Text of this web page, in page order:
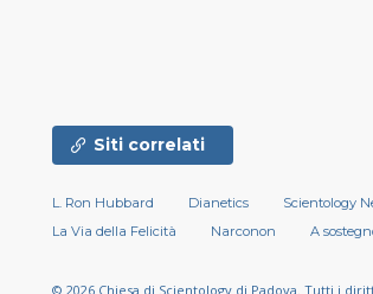
Siti correlati
L. Ron Hubbard Dianetics Scientology
La Via della Felicità
Narconon A
© 2026 Chiesa di Scientology di Padova. Tutti i